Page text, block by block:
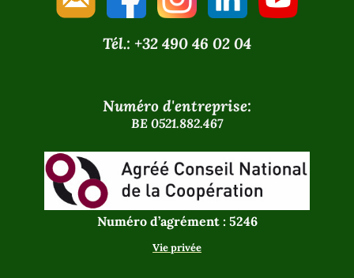
Tél.: +32 490 46 02 04
Numéro d'entreprise:
BE 0521.882.467
Numéro d’agrément : 5246
Vie privée